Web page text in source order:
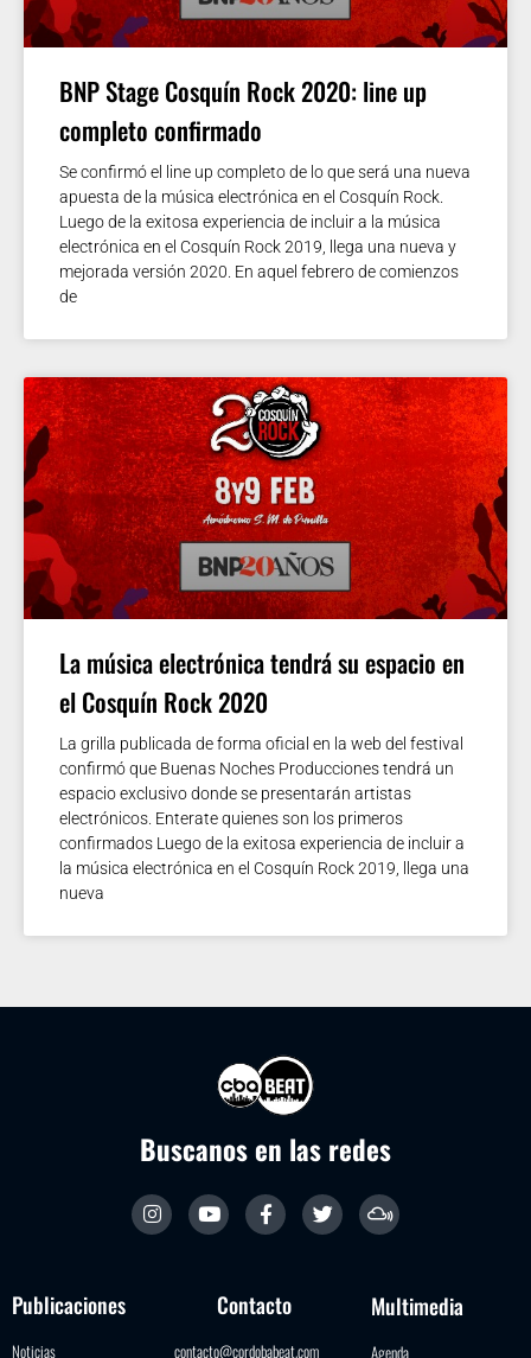
BNP Stage Cosquín Rock 2020: line up
completo confirmado
Se confirmó el line up completo de lo que será una nueva
apuesta de la música electrónica en el Cosquín Rock.
Luego de la exitosa experiencia de incluir a la música
electrónica en el Cosquín Rock 2019, llega una nueva y
mejorada versión 2020. En aquel febrero de comienzos
de
La música electrónica tendrá su espacio en
el Cosquín Rock 2020
La grilla publicada de forma oficial en la web del festival
confirmó que Buenas Noches Producciones tendrá un
espacio exclusivo donde se presentarán artistas
electrónicos. Enterate quienes son los primeros
confirmados Luego de la exitosa experiencia de incluir a
la música electrónica en el Cosquín Rock 2019, llega una
nueva
Buscanos en las redes
Publicaciones
Noticias
Contacto
contacto@cordobabeat.com
Multimedia
Agenda